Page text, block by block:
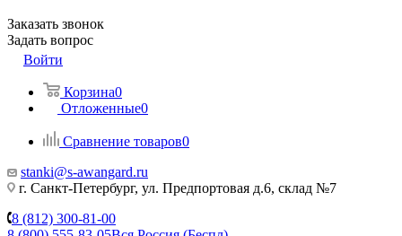
Заказать звонок
Задать вопрос
Войти
Корзина0
Отложенные0
Сравнение товаров0
stanki@s-awangard.ru
г. Санкт-Петербург, ул. Предпортовая д.6, склад №7
8 (812) 300-81-00